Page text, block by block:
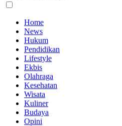
Home
News
Hukum
Pendidikan
Lifestyle
Ekbis
Olahraga
Kesehatan
Wisata
Kuliner
Budaya
Opini